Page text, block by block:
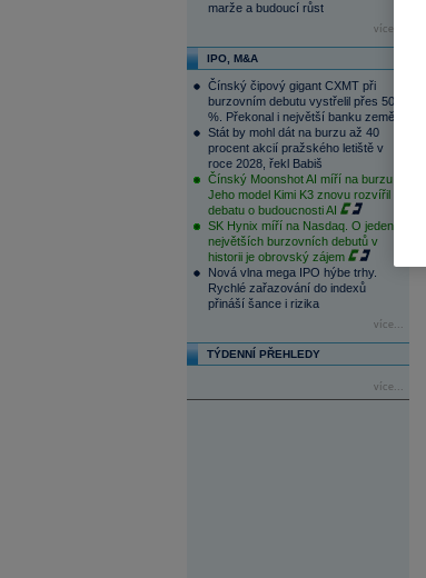
marže a budoucí růst
více...
IPO, M&A
Čínský čipový gigant CXMT při
burzovním debutu vystřelil přes 500
%. Překonal i největší banku země
Stát by mohl dát na burzu až 40
procent akcií pražského letiště v
roce 2028, řekl Babiš
Čínský Moonshot AI míří na burzu.
Jeho model Kimi K3 znovu rozvířil
debatu o budoucnosti AI
SK Hynix míří na Nasdaq. O jeden z
největších burzovních debutů v
historii je obrovský zájem
Nová vlna mega IPO hýbe trhy.
Rychlé zařazování do indexů
přináší šance i rizika
více...
TÝDENNÍ PŘEHLEDY
více...